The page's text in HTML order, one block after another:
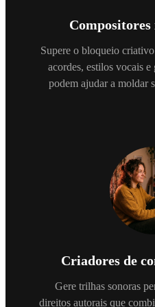
Compositores
Supere o bloqueio
acordes, estilos vocais
podem ajudar a moldar
Criadores de
Gere trilhas sonoras
direitos autorais que